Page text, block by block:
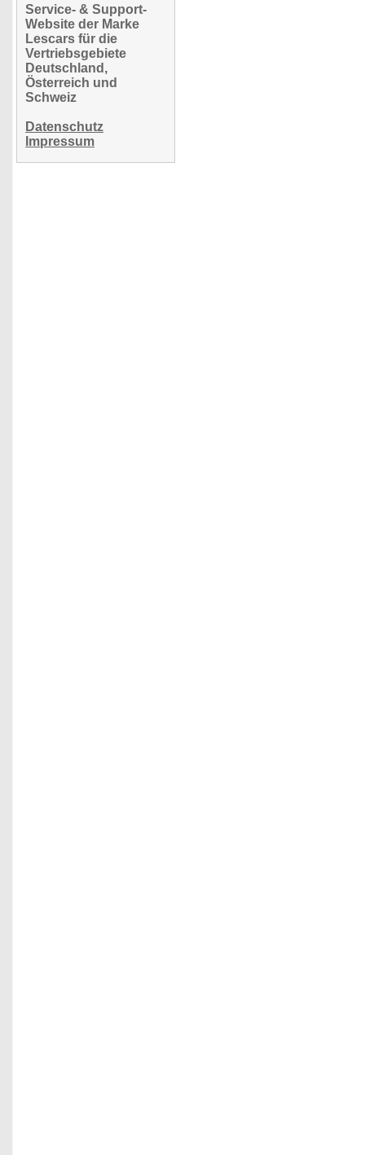
Service- & Support-
Website der Marke
Lescars für die
Vertriebsgebiete
Deutschland,
Österreich und
Schweiz
Datenschutz
Impressum